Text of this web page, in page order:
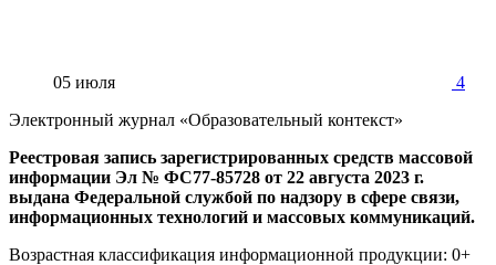
05 июля
4
Электронный журнал «Образовательный контекст»
Реестровая запись зарегистрированных средств массовой
информации Эл № ФС77-85728 от 22 августа 2023 г.
выдана Федеральной службой по надзору в сфере связи,
информационных технологий и массовых коммуникаций.
Возрастная классификация информационной продукции: 0+